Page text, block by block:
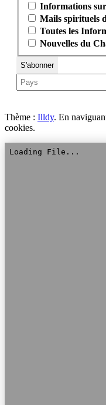
Informations
Mails spirituels
Toutes les
Nouvelles du
Thème : Illdy. En
cookies.